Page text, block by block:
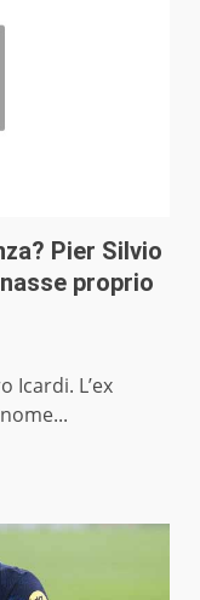
Pier Silvio
proprio
Icardi. L’ex